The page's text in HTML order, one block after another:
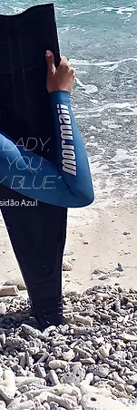
lady,
Azul